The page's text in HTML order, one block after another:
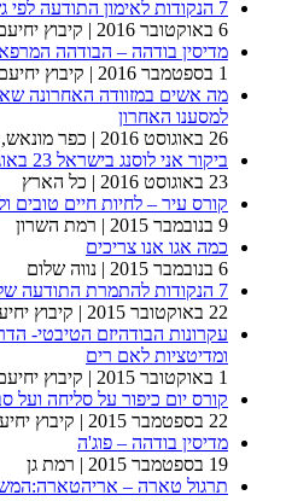
7 הנקודות לאימון התודעה לפי גשה צ'קאווה
6 באוקטובר 2016
| קיבוץ
מדיסין בודהה – הבודהה המרפא
1 בספטמבר 2016
| קיבוץ
מה אשים במזוודה האחרונה
למסענו האחרון
26 באוגוסט 2016
| כפר
ביקור אני לוסנג בישראל 23 באוגוסט – 25 באוקטובר 2016
23 באוגוסט 2016
| כל הארץ
קורס עיר – לחיות חיים טובים
9 בנובמבר 2015
| רמת השרון
כמה אגו אנו צריכים
6 בנובמבר 2015
| נווה שלום
7 הנקודות להתמרת התודעה של גשה צקאווה
22 באוקטובר 2015
| קיבוץ
עקרונות הבודהיזם הטיבטי-
ומדיטציות לאם רים
1 באוקטובר 2015
| קיבוץ
קורס יום כיפור על סליחה ועל
22 בספטמבר 2015
| קיבוץ
מדיסין בודהה – פוג'ה
19 בספטמבר 2015
| רמת גן
תרגול טארה –